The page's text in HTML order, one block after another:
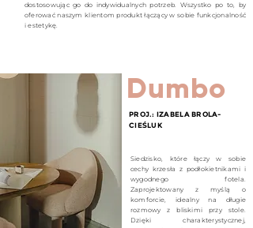
dostosowując go do indywidualnych potrzeb. Wszystko po to, by
oferować naszym klientom produkt łączący w sobie funkcjonalność
i estetykę.
Dumbo
PROJ.: IZABELA BROLA-
CIEŚLUK
Siedzisko, które łączy w sobie
cechy krzesła z podłokietnikami i
wygodnego fotela.
Zaprojektowany z myślą o
komforcie, idealny na długie
rozmowy z bliskimi przy stole.
Dzięki charakterystycznej,